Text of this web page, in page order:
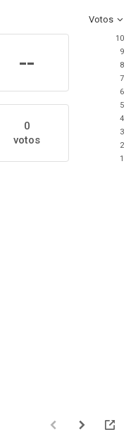
Votos
--
0
votos
10
9
8
7
6
5
4
3
2
1